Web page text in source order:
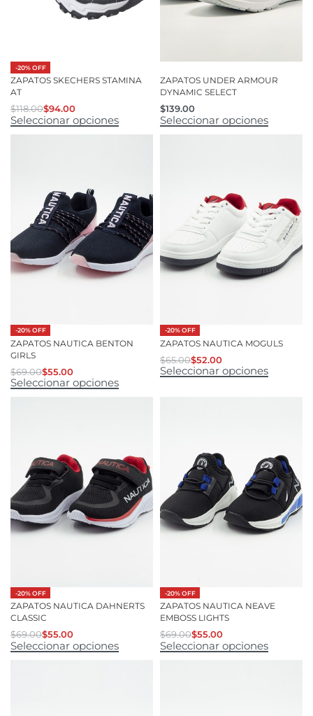
-20% OFF
ZAPATOS SKECHERS STAMINA
AT
$118.00$94.00
Seleccionar opciones
ZAPATOS UNDER ARMOUR
DYNAMIC SELECT
$139.00
Seleccionar opciones
-20% OFF
ZAPATOS NAUTICA BENTON
GIRLS
$69.00$55.00
Seleccionar opciones
-20% OFF
ZAPATOS NAUTICA MOGULS
$65.00$52.00
Seleccionar opciones
-20% OFF
ZAPATOS NAUTICA DAHNERTS
CLASSIC
$69.00$55.00
Seleccionar opciones
-20% OFF
ZAPATOS NAUTICA NEAVE
EMBOSS LIGHTS
$69.00$55.00
Seleccionar opciones